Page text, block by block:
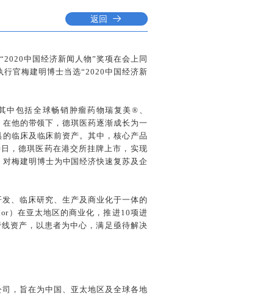
返回
中国经济新闻人物”奖项在会上同
官梅建明博士当选“2020中国经济新
中包括全球畅销肿瘤药物瑞复美®、
他的带领下，德琪医药逐渐成长为一
临床及临床前资产。其中，核心产品
，德琪医药在港交所挂牌上市，实现
梅建明博士为中国经济快速复苏及企
、临床研究、生产及商业化于一体的
）在亚太地区的商业化，推进10项进
资产，以患者为中心，满足亟待解决
，旨在为中国、亚太地区及全球各地